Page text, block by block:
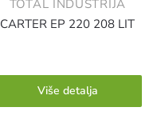
TOTAL INDUSTRIJA
CARTER EP 220 208 LIT
Više detalja